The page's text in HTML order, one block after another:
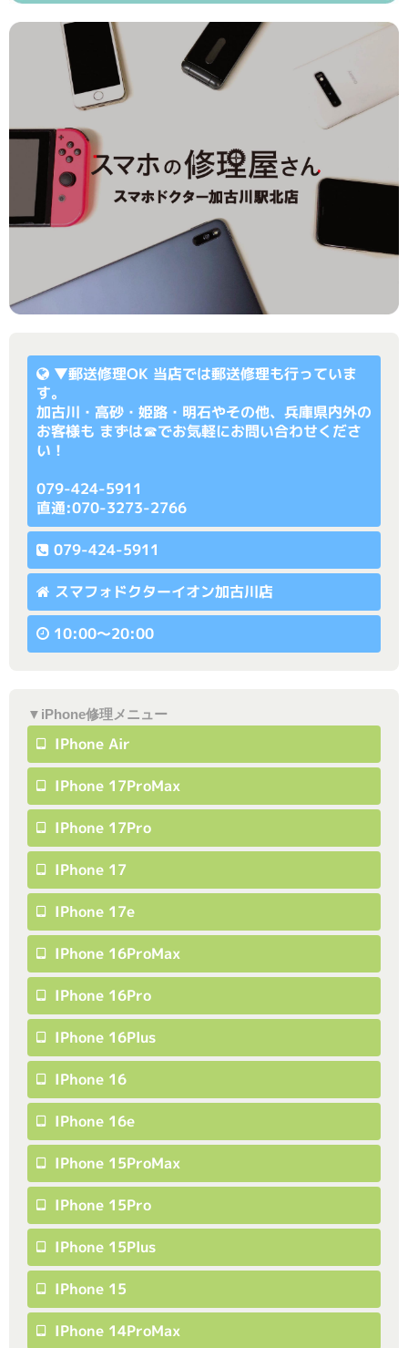
▼郵送修理OK 当店では郵送修理も行っていま
す。
加古川・高砂・姫路・明石やその他、兵庫県内外の
お客様も まずは☎でお気軽にお問い合わせくださ
い！
079-424-5911
直通:070-3273-2766
079-424-5911
スマフォドクターイオン加古川店
10:00〜20:00
▼iPhone修理メニュー
IPhone Air
IPhone 17ProMax
IPhone 17Pro
IPhone 17
IPhone 17e
IPhone 16ProMax
IPhone 16Pro
IPhone 16Plus
IPhone 16
IPhone 16e
IPhone 15ProMax
IPhone 15Pro
IPhone 15Plus
IPhone 15
IPhone 14ProMax